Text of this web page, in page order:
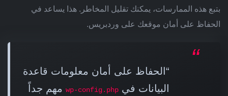
بتبع هذه الممارسات، يمكنك تقليل المخاطر. هذا يساعد في
الحفاظ على أمان موقعك على وردبريس.
“الحفاظ على أمان معلومات قاعدة
البيانات في wp-config.php مهم جداً